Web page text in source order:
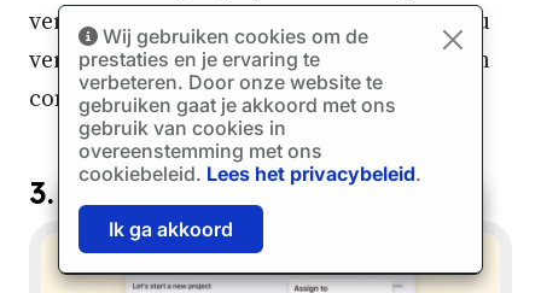
vertragingen en bugs ervaren waarvoor u
verzoeken om fixes moet indienen via een
community forum dat pro bono werkt.
3. Spark
Wij gebruiken cookies om de
prestaties en je ervaring te
verbeteren. Door onze website te
gebruiken gaat je akkoord met ons
gebruik van cookies in
overeenstemming met ons
cookiebeleid. Lees het privacybeleid.
Ik ga akkoord
🎉SPECIAL: 75%
kortingen 2e licentie is
GRATIS!